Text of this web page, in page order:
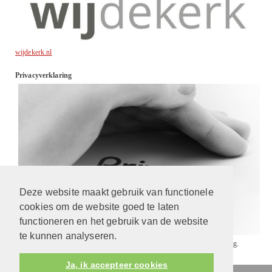
Deze website maakt gebruik van functionele
cookies om de website goed te laten
functioneren en het gebruik van de website
te kunnen analyseren.
Ja, ik accepteer cookies
wijdekerk.nl
Privacyverklaring
Wij gaan respectvol met uw gegevens om. Lees onze privacyverklaring.